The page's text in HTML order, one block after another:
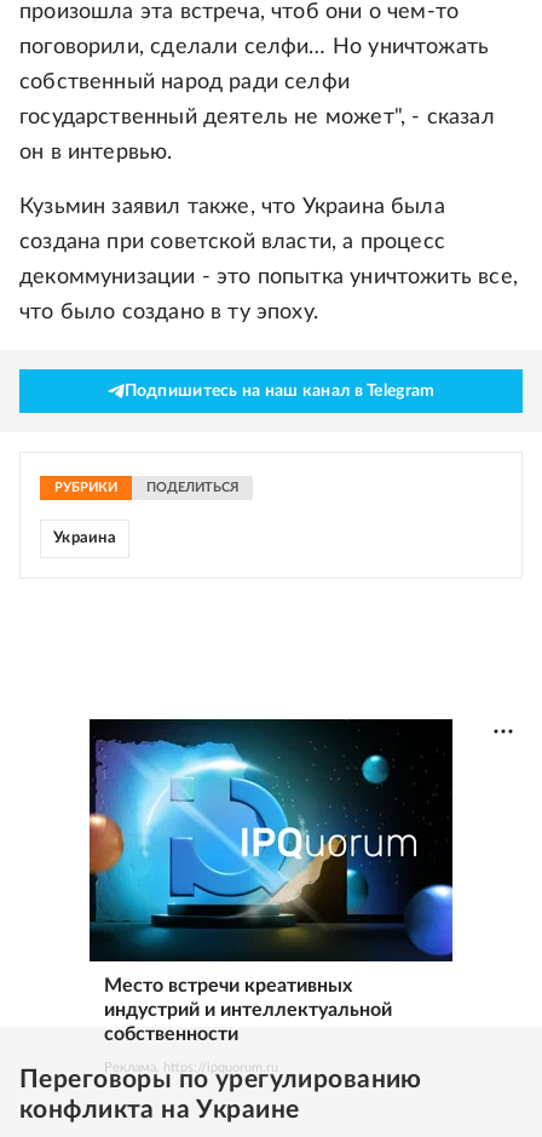
произошла эта встреча, чтоб они о чем-то
поговорили, сделали селфи… Но уничтожать
собственный народ ради селфи
государственный деятель не может", - сказал
он в интервью.
Кузьмин заявил также, что Украина была
создана при советской власти, а процесс
декоммунизации - это попытка уничтожить все,
что было создано в ту эпоху.
Подпишитесь на наш канал в Telegram
РУБРИКИ ПОДЕЛИТЬСЯ
Украина
Место встречи креативных
индустрий и интеллектуальной
собственности
Реклама. https://ipquorum.ru
Переговоры по урегулированию
конфликта на Украине